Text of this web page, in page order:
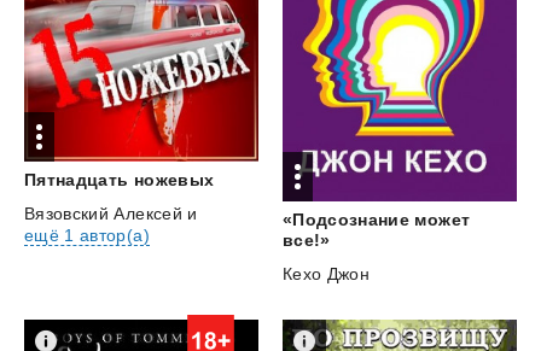
Пятнадцать ножевых
Вязовский Алексей и
ещё 1 автор(а)
«Подсознание может
все!»
Кехо Джон